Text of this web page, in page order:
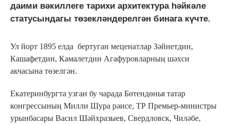
даими вәкиллеге тарихи архитектура һәйкәле
статусындагы төзекләндерелгән бинага күчте.
Ул йорт 1895 елда бертуган меценатлар Зәйнетдин,
Кашафетдин, Камалетдин Агафуровларның шәхси
акчасына төзелгән.
Екатеринбургта узган бу чарада Бөтендөнья татар
конгрессының Милли Шура рәисе, ТР Премьер-министры
урынбасары Васил Шәйхразыев, Свердловск, Чиләбе,